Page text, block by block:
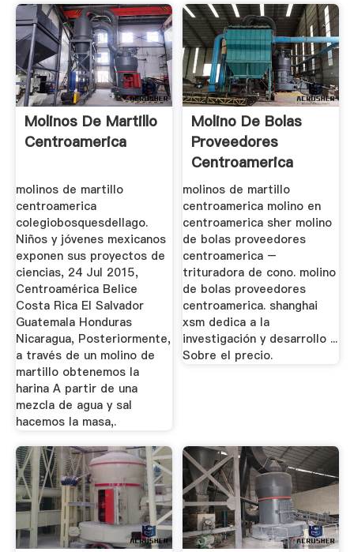
Molinos De Martillo
Centroamerica
molinos de martillo
centroamerica
colegiobosquesdellago.
Niños y jóvenes mexicanos
exponen sus proyectos de
ciencias, 24 Jul 2015,
Centroamérica Belice
Costa Rica El Salvador
Guatemala Honduras
Nicaragua, Posteriormente,
a través de un molino de
martillo obtenemos la
harina A partir de una
mezcla de agua y sal
hacemos la masa,.
Molino De Bolas
Proveedores
Centroamerica
molinos de martillo
centroamerica molino en
centroamerica sher molino
de bolas proveedores
centroamerica –
trituradora de cono. molino
de bolas proveedores
centroamerica. shanghai
xsm dedica a la
investigación y desarrollo ...
Sobre el precio.